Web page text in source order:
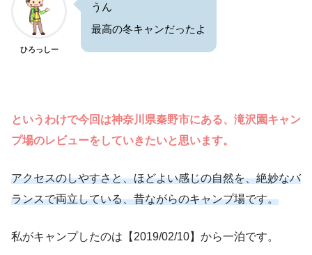
ひろっしー
うん
最高の冬キャンだったよ
というわけで今回は神奈川県秦野市にある、滝沢園キャン
プ場のレビューをしていきたいと思います。
アクセスのしやすさと、ほどよい感じの自然を、絶妙なバ
ランスで両立している、昔ながらのキャンプ場です。
私がキャンプしたのは【2019/02/10】から一泊です。